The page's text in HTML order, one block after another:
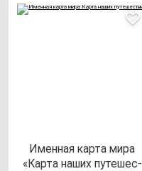
Имен­ная кар­та ми­ра
«Кар­та на­ших пу­те­шес­